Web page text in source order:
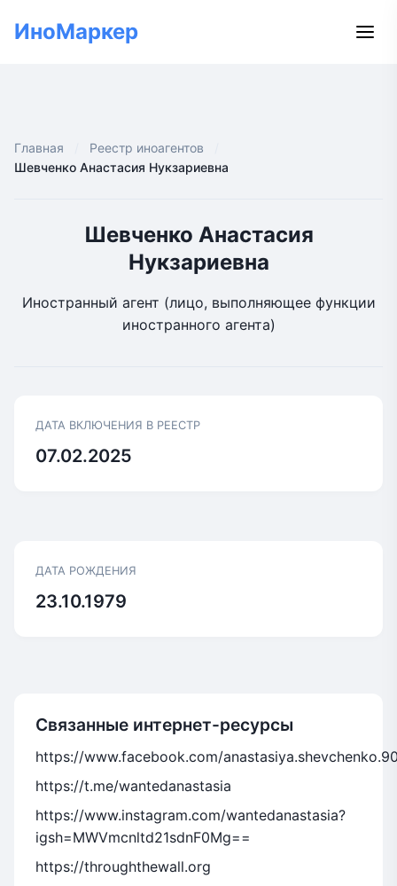
ИноМаркер
Главная
Реестр иноагентов
Шевченко Анастасия Нукзариевна
Шевченко Анастасия
Нукзариевна
Иностранный агент (лицо, выполняющее функции
иностранного агента)
ДАТА ВКЛЮЧЕНИЯ В РЕЕСТР
07.02.2025
ДАТА РОЖДЕНИЯ
23.10.1979
Связанные интернет-ресурсы
https://www.facebook.com/
https://t.me/wantedanastasia
https://www.instagram.com/wantedanastasia?
igsh=MWVmcnltd21sdnF0Mg==
https://throughthewall.org